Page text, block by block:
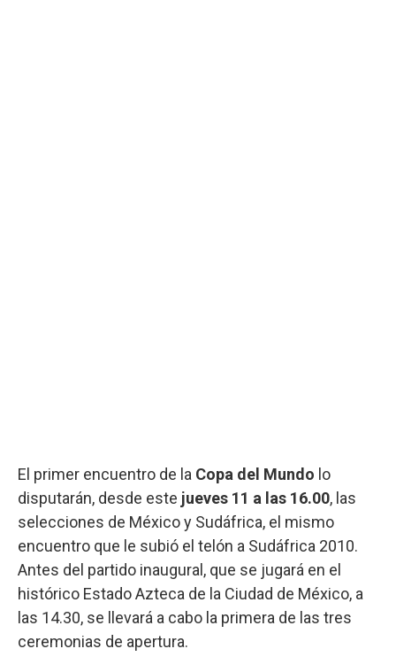
El primer encuentro de la Copa del Mundo lo
disputarán, desde este jueves 11 a las 16.00, las
selecciones de México y Sudáfrica, el mismo
encuentro que le subió el telón a Sudáfrica 2010.
Antes del partido inaugural, que se jugará en el
histórico Estado Azteca de la Ciudad de México, a
las 14.30, se llevará a cabo la primera de las tres
ceremonias de apertura.